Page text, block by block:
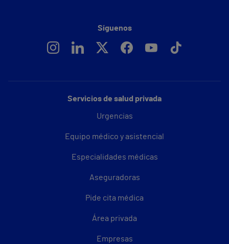
Servicios de salud privada
Urgencias
Equipo médico y asistencial
Especialidades médicas
Aseguradoras
Pide cita médica
Área privada
Empresas
Síguenos